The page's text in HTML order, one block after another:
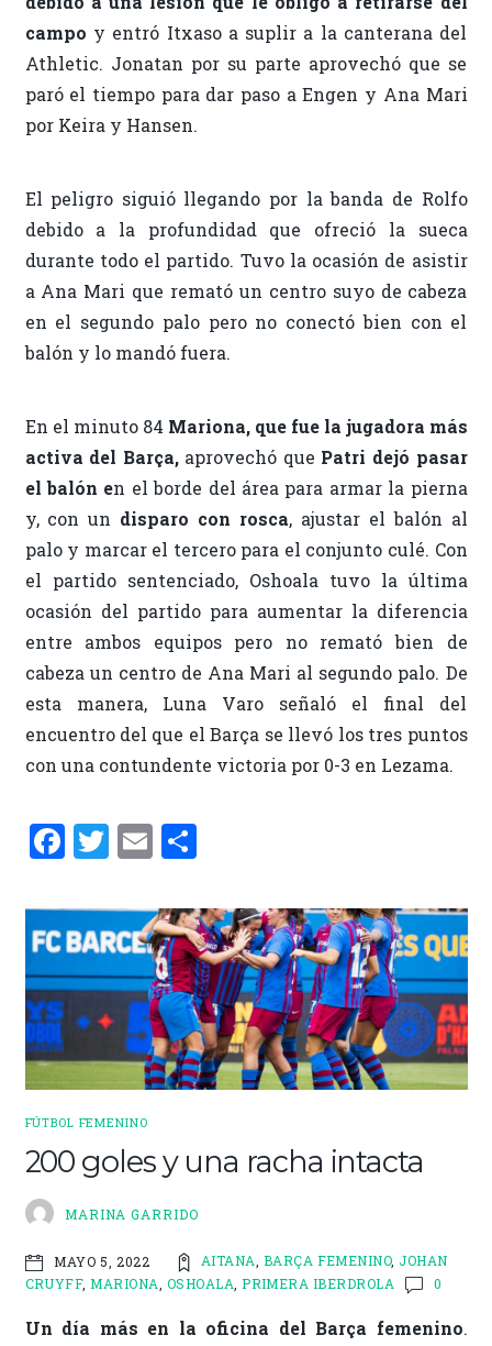
campo y entró Itxaso a suplir a la canterana del
Athletic. Jonatan por su parte aprovechó que se
paró el tiempo para dar paso a Engen y Ana Mari
por Keira y Hansen.
El peligro siguió llegando por la banda de Rolfo
debido a la profundidad que ofreció la sueca
durante todo el partido. Tuvo la ocasión de asistir
a Ana Mari que remató un centro suyo de cabeza
en el segundo palo pero no conectó bien con el
balón y lo mandó fuera.
En el minuto 84 Mariona, que fue la jugadora más
activa del Barça,aprovechó que Patri dejó pasar
el balón en el borde del área para armar la pierna
y, con un disparo con rosca, ajustar el balón al
palo y marcar el tercero para el conjunto culé. Con
el partido sentenciado, Oshoala tuvo la última
ocasión del partido para aumentar la diferencia
entre ambos equipos pero no remató bien de
cabeza un centro de Ana Mari al segundo palo. De
esta manera, Luna Varo señaló el final del
encuentro del que el Barça se llevó los tres puntos
con una contundente victoria por 0-3 en Lezama.
F
ce
b
o
o
k
T
it
te
r
E
ai
l
C
m
p
ar
ti
r
FÚTBOL FEMENINO
200 goles y una racha intacta
MARINA GARRIDO
MAYO 5, 2022 AITANA, BARÇA FEMENINO,JOHAN
CRUYFF,MARIONA, OSHOALA,PRIMERA IBERDROLA 0
Un día más en la oficina del Barça femenino.